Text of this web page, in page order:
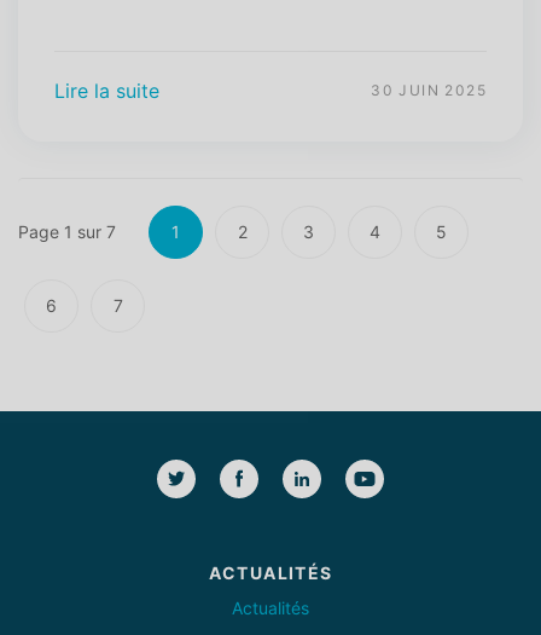
Lire la suite 30 JUIN 2025
Page 1 sur 7 1 2 3 4 5
6 7
ACTUALITÉS
Actualités